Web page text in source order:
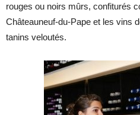
rouges ou noirs mûrs, confiturés
Châteauneuf-du-Pape et les vins
tanins veloutés.